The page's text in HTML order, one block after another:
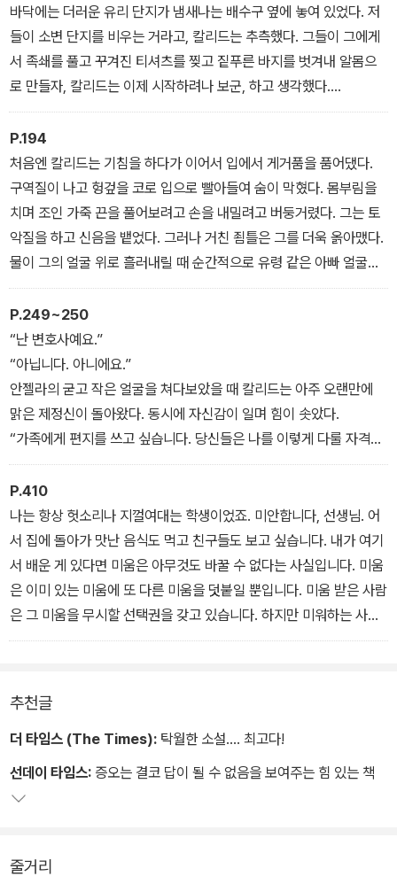
바닥에는 더러운 유리 단지가 냄새나는 배수구 옆에 놓여 있었다. 저
들이 소변 단지를 비우는 거라고, 칼리드는 추측했다. 그들이 그에게
서 족쇄를 풀고 꾸겨진 티셔츠를 찢고 짙푸른 바지를 벗겨내 알몸으
로 만들자, 칼리드는 이제 시작하려나 보군, 하고 생각했다.
몸이 얼어붙을 정도로 추워 그의 몸은 발작을 하듯 떨려서 손으로 자
신의 몸을 가릴 수조차 없었다.
P.194
처음엔 칼리드는 기침을 하다가 이어서 입에서 게거품을 품어댔다.
구역질이 나고 헝겊을 코로 입으로 빨아들여 숨이 막혔다. 몸부림을
치며 조인 가죽 끈을 풀어보려고 손을 내밀려고 버둥거렸다. 그는 토
악질을 하고 신음을 뱉었다. 그러나 거친 죔틀은 그를 더욱 옭아맸다.
물이 그의 얼굴 위로 흘러내릴 때 순간적으로 유령 같은 아빠 얼굴이
죽어가는 그의 마음속에 스쳐갔다.
아빠, 도와줘요. 저들이 나를 죽이지 못하게 해주세요.
팔딱거리는 숨이 코앞에 있지만 닿을 수 없었다. 그의 입은 그것을 잡
으려고 필사적으로 벌어졌다. 기침을 해대며 쏟아지는 물을 내뱉고
숨을 쉬려 했지만 목은 뻣뻣이 굳어갔다. 물 한줄기가 그의 귀를 때렸
다.
“네가 아는 것을 말해!”
광기 들린 남자가 외쳤다.
P.249~250
“난 변호사예요.”
“아닙니다. 아니에요.”
안젤라의 굳고 작은 얼굴을 쳐다보았을 때 칼리드는 아주 오랜만에
맑은 제정신이 돌아왔다. 동시에 자신감이 일며 힘이 솟았다.
“가족에게 편지를 쓰고 싶습니다. 당신들은 나를 이렇게 다룰 자격이
없습니다. 나를 유죄로 인정한 판사님이 있습니까? 있으면 내게 말해
보세요. 나는 어떤 군사교육이나 훈련을 받아본 적이 없습니다. 아무
것도. 나는 당신들이 내게 한 일에 대해 모두 책임을 물을 겁니다.”
이때 브루스가 끼어들었다.
“이봐, 왜 이래? 우리는 너를 알아. 우리는 네 의도가 뭔지 정확히 알
고 있다고.”
그는 목소리를 높여 자신을 변호하려는 칼리드의 애처로운 시도에 비
웃음을 쳤다.
P.410
나는 항상 헛소리나 지껄여대는 학생이었죠. 미안합니다, 선생님. 어
서 집에 돌아가 맛난 음식도 먹고 친구들도 보고 싶습니다. 내가 여기
서 배운 게 있다면 미움은 아무것도 바꿀 수 없다는 사실입니다. 미움
은 이미 있는 미움에 또 다른 미움을 덧붙일 뿐입니다. 미움 받은 사람
은 그 미움을 무시할 선택권을 갖고 있습니다. 하지만 미워하는 사람
은 자신의 그 격한 감정에 압도될 뿐입니다. 그러니 누가 진 사람일까
없게 될 테니까요. 그리운 선생님께, 2년 전 칼리드 아메드로부터.
추천글
더 타임스 (The Times): 탁월한 소설…. 최고다!
선데이 타임스: 증오는 결코 답이 될 수 없음을 보여주는 힘 있는 책
줄거리